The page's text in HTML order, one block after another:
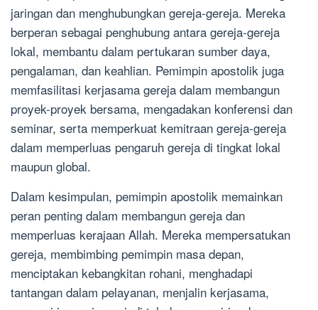
jaringan dan menghubungkan gereja-gereja. Mereka
berperan sebagai penghubung antara gereja-gereja
lokal, membantu dalam pertukaran sumber daya,
pengalaman, dan keahlian. Pemimpin apostolik juga
memfasilitasi kerjasama gereja dalam membangun
proyek-proyek bersama, mengadakan konferensi dan
seminar, serta memperkuat kemitraan gereja-gereja
dalam memperluas pengaruh gereja di tingkat lokal
maupun global.
Dalam kesimpulan, pemimpin apostolik memainkan
peran penting dalam membangun gereja dan
memperluas kerajaan Allah. Mereka mempersatukan
gereja, membimbing pemimpin masa depan,
menciptakan kebangkitan rohani, menghadapi
tantangan dalam pelayanan, menjalin kerjasama,